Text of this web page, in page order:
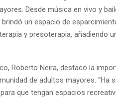
Desde música en vivo y
un espacio de
y presoterapia, añadiendo
Roberto Neira, destacó la
de adultos mayores. “Ha
que tengan espacios